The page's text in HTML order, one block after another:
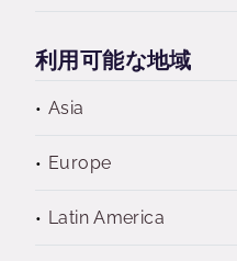
利用可能な地域
Asia
Europe
Latin America